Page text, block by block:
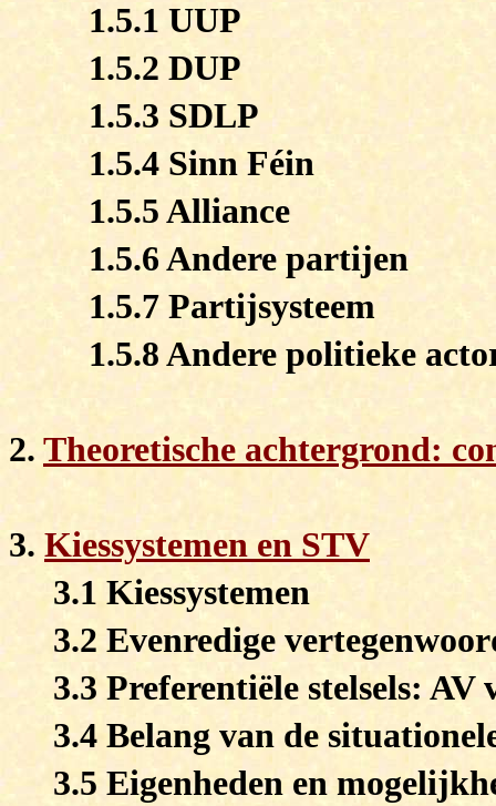
1.5.1 UUP
1.5.2 DUP
1.5.3 SDLP
1.5.4 Sinn Féin
1.5.5 Alliance
1.5.6 Andere partijen
1.5.7 Partijsysteem
1.5.8 Andere politieke
2. Theoretische achtergrond:
3. Kiessystemen en STV
3.1 Kiessystemen
3.2 Evenredige
3.3 Preferentiële stelsels: AV
3.4 Belang van de
3.5 Eigenheden en